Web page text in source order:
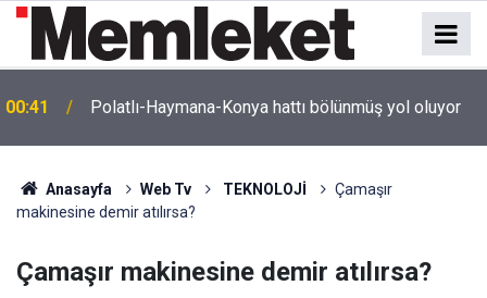
00:41 Polatlı-Haymana-Konya hattı bölünmüş yol oluyor
Anasayfa Web Tv TEKNOLOJİ
Çamaşır
makinesine demir atılırsa?
Çamaşır makinesine demir atılırsa?